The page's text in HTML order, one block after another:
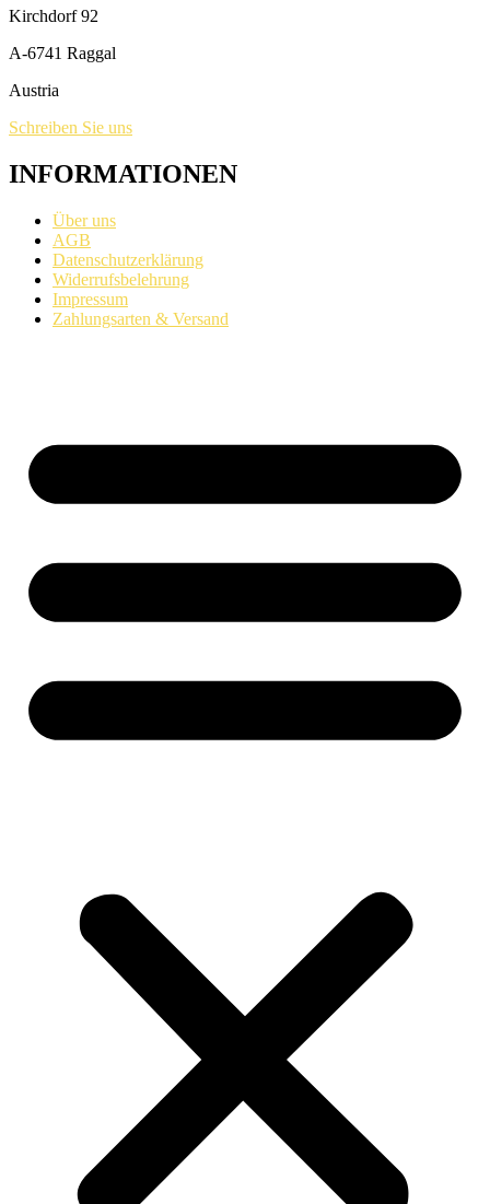
Kirchdorf 92
A-6741 Raggal
Austria
Schreiben Sie uns
INFORMATIONEN
Über uns
AGB
Datenschutzerklärung
Widerrufsbelehrung
Impressum
Zahlungsarten & Versand